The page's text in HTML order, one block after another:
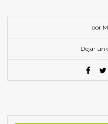
por
Dejar un